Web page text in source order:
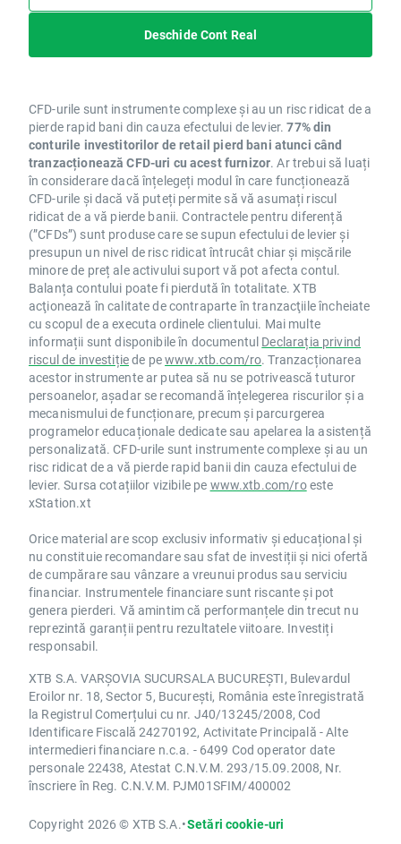
Deschide Cont Real
CFD-urile sunt instrumente complexe și au un risc ridicat de a
pierde rapid bani din cauza efectului de levier.77% din
conturile investitorilor de retail pierd bani atunci când
tranzacționează CFD-uri cu acest furnizor. Ar trebui să luați
în considerare dacă înțelegeți modul în care funcționează
CFD-urile și dacă vă puteți permite să vă asumați riscul
ridicat de a vă pierde banii. Contractele pentru diferență
(”CFDs”) sunt produse care se supun efectului de levier și
presupun un nivel de risc ridicat întrucât chiar și mișcările
minore de preț ale activului suport vă pot afecta contul.
Balanța contului poate fi pierdută în totalitate. XTB
acţionează în calitate de contraparte în tranzacţiile încheiate
cu scopul de a executa ordinele clientului. Mai multe
informații sunt disponibile în documentul Declarația privind
riscul de investițiede pewww.xtb.com/ro. Tranzacționarea
acestor instrumente ar putea să nu se potrivească tuturor
persoanelor, așadar se recomandă înțelegerea riscurilor și a
mecanismului de funcționare, precum și parcurgerea
programelor educaționale dedicate sau apelarea la asistență
personalizată. CFD-urile sunt instrumente complexe și au un
risc ridicat de a vă pierde rapid banii din cauza efectului de
levier. Sursa cotațiilor vizibile pe www.xtb.com/roeste
xStation.xt
Orice material are scop exclusiv informativ și educațional și
nu constituie recomandare sau sfat de investiții și nici ofertă
de cumpărare sau vânzare a vreunui produs sau serviciu
financiar. Instrumentele financiare sunt riscante și pot
genera pierderi. Vă amintim că performanțele din trecut nu
reprezintă garanții pentru rezultatele viitoare. Investiți
responsabil.
XTB S.A. VARȘOVIA SUCURSALA BUCUREȘTI, Bulevardul
Eroilor nr. 18, Sector 5, București, România este înregistrată
la Registrul Comerțului cu nr. J40/13245/2008, Cod
Identificare Fiscală 24270192, Activitate Principală - Alte
intermedieri financiare n.c.a. - 6499 Cod operator date
personale 22438, Atestat C.N.V.M. 293/15.09.2008, Nr.
înscriere în Reg. C.N.V.M. PJM01SFIM/400002
Copyright 2026 © XTB S.A.•Setări cookie-uri